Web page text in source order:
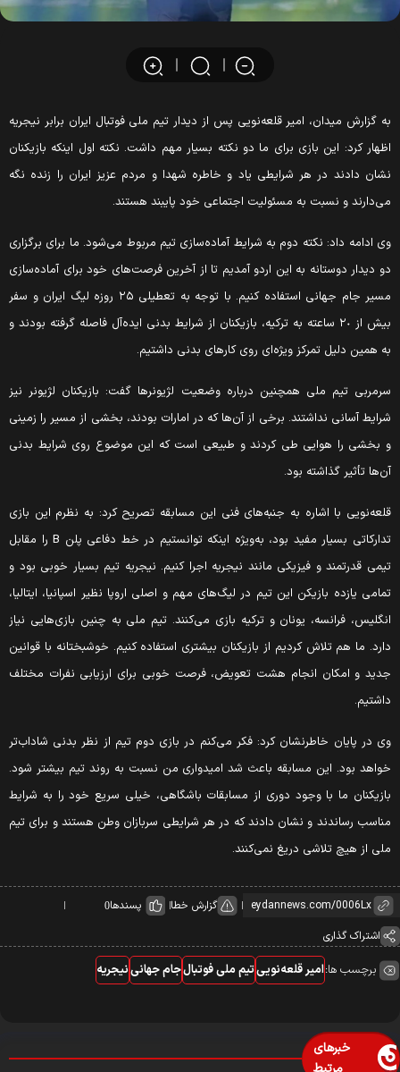
گزارش میدان، امیر قلعه‌نویی پس از دیدار تیم ملی فوتبال ایران برابر نیجریه
کرد: این بازی برای ما دو نکته بسیار مهم داشت. نکته اول اینکه بازیکنان
دادند در هر شرایطی یاد و خاطره شهدا و مردم عزیز ایران را زنده نگه
و نسبت به مسئولیت اجتماعی خود پایبند هستند.
ادامه داد: نکته دوم به شرایط آماده‌سازی تیم مربوط می‌شود. ما برای برگزاری
دیدار دوستانه به این اردو آمدیم تا از آخرین فرصت‌های خود برای آماده‌سازی
مسیر جام جهانی استفاده کنیم. با توجه به تعطیلی ۲۵ روزه لیگ ایران و سفر
بیش از ٢٠ ساعته به ترکیه، بازیکنان از شرایط بدنی ایده‌آل فاصله گرفته بودند و
همین دلیل تمرکز ویژه‌ای روی کارهای بدنی داشتیم.
تیم ملی همچنین درباره وضعیت لژیونرها گفت: بازیکنان لژیونر نیز
آسانی نداشتند. برخی از آن‌ها که در امارات بودند، بخشی از مسیر را زمینی
بخشی را هوایی طی کردند و طبیعی است که این موضوع روی شرایط بدنی
تأثیر گذاشته بود.
با اشاره به جنبه‌های فنی این مسابقه تصریح کرد: به نظرم این بازی
تدارکاتی بسیار مفید بود، به‌ویژه اینکه توانستیم در خط دفاعی پلن B را مقابل
قدرتمند و فیزیکی مانند نیجریه اجرا کنیم. نیجریه تیم بسیار خوبی بود و
یازده بازیکن این تیم در لیگ‌های مهم و اصلی اروپا نظیر اسپانیا، ایتالیا،
فرانسه، یونان و ترکیه بازی می‌کنند. تیم ملی به چنین بازی‌هایی نیاز
ما هم تلاش کردیم از بازیکنان بیشتری استفاده کنیم. خوشبختانه با قوانین
و امکان انجام هشت تعویض، فرصت خوبی برای ارزیابی نفرات مختلف
در پایان خاطرنشان کرد: فکر می‌کنم در بازی دوم تیم از نظر بدنی شاداب‌تر
بود. این مسابقه باعث شد امیدواری من نسبت به روند تیم بیشتر شود.
ما با وجود دوری از مسابقات باشگاهی، خیلی سریع خود را به شرایط
رساندند و نشان دادند که در هر شرایطی سربازان وطن هستند و برای تیم
از هیچ تلاشی دریغ نمی‌کنند.
گزارش خطا پسندها0
اشتراک گذاری
برچسب ها:امیر قلعه‌نوییتیم ملی فوتبالجام جهانینیجریه
خبرهای